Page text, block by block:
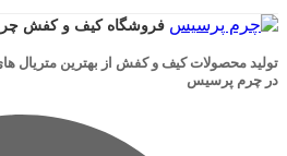
فروشگاه کیف و کفش چرم مردانه و
کیف و کفش از بهترین متریال های طبیعی